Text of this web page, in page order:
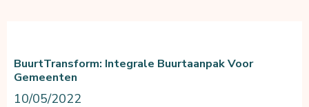
BuurtTransform: Integrale Buurtaanpak Voor
Gemeenten
10/05/2022